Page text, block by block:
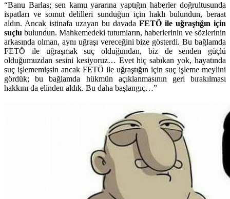
“Banu Barlas; sen kamu yararına yaptığın haberler doğrultusunda
ispatları ve somut delilleri sunduğun için haklı bulundun, beraat
aldın. Ancak istinafa uzayan bu davada FETÖ ile uğraştığın için
suçlu bulundun. Mahkemedeki tutumların, haberlerinin ve sözlerinin
arkasında olman, aynı uğraşı vereceğini bize gösterdi. Bu bağlamda
FETÖ ile uğraşmak suç olduğundan, biz de senden güçlü
olduğumuzdan sesini kesiyoruz… Evet hiç sabıkan yok, hayatında
suç işlememişsin ancak FETÖ ile uğraştığın için suç işleme meylini
gördük; bu bağlamda hükmün açıklanmasının geri bırakılması
hakkını da elinden aldık. Bu daha başlangıç…”